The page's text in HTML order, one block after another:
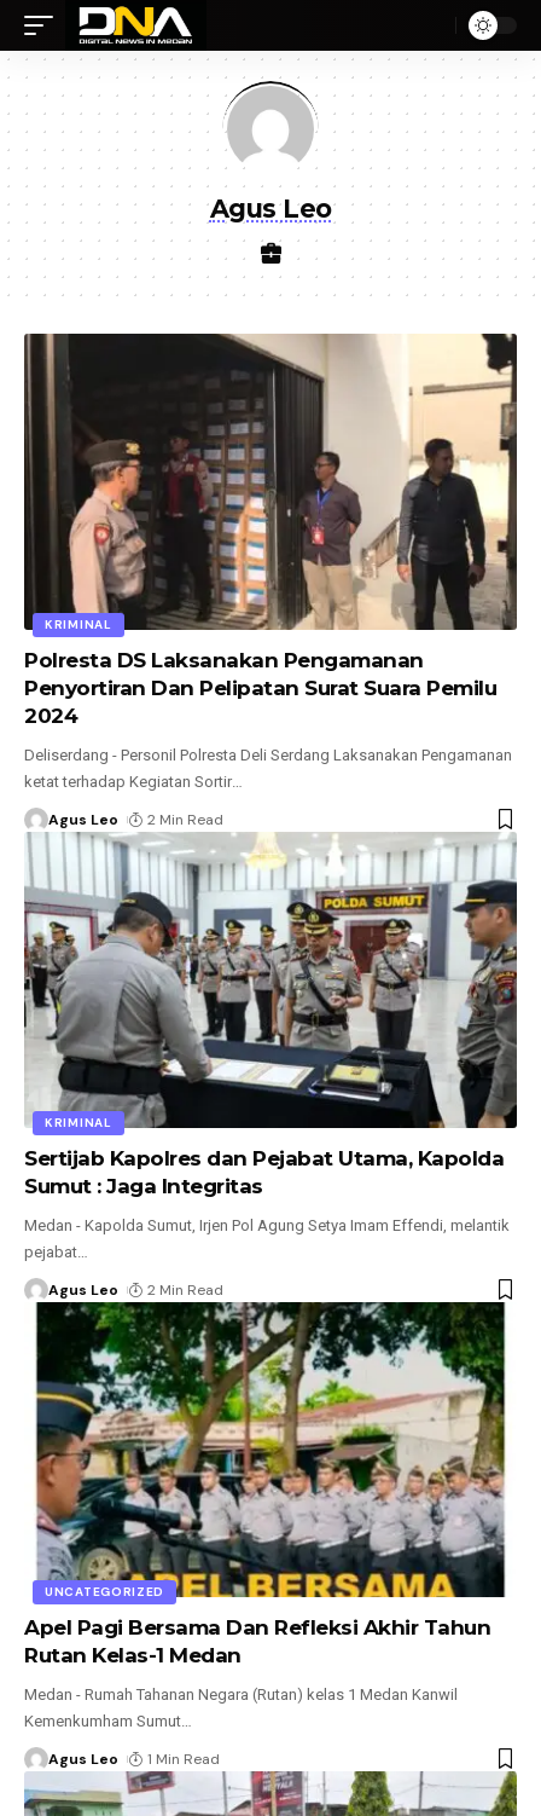
Agus Leo
KRIMINAL
Polresta DS Laksanakan Pengamanan
Penyortiran Dan Pelipatan Surat Suara Pemilu
2024
Deliserdang - Personil Polresta Deli Serdang Laksanakan Pengamanan
ketat terhadap Kegiatan Sortir…
Agus Leo 2 Min Read
KRIMINAL
Sertijab Kapolres dan Pejabat Utama, Kapolda
Sumut : Jaga Integritas
Medan - Kapolda Sumut, Irjen Pol Agung Setya Imam Effendi, melantik
pejabat
Agus Leo 2 Min Read
UNCATEGORIZED
Apel Pagi Bersama Dan Refleksi Akhir Tahun
Rutan Kelas-1 Medan
Medan - Rumah Tahanan Negara (Rutan) kelas 1 Medan Kanwil
Kemenkumham Sumut…
Agus Leo 1 Min Read